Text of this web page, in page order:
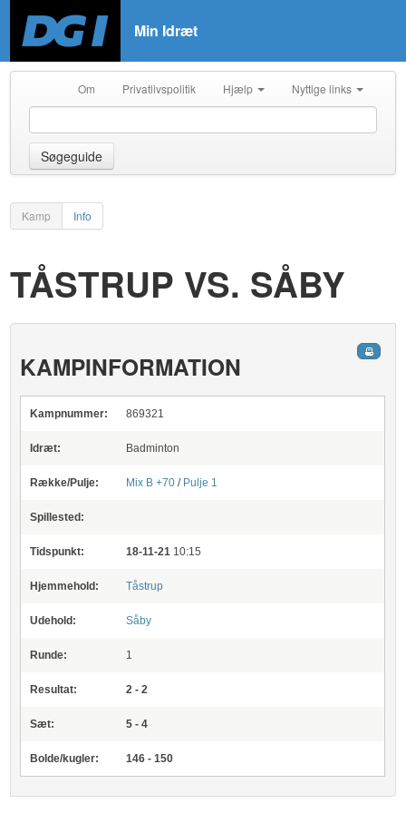
Min Idræt
Om Privatlivspolitik Hjælp Nyttige links
Søgeguide
Kamp Info
TÅSTRUP VS. SÅBY
KAMPINFORMATION
Kampnummer: 869321
Idræt: Badminton
Række/Pulje: Mix B +70 / Pulje 1
Spillested:
Tidspunkt: 18-11-21 10:15
Hjemmehold: Tåstrup
Udehold: Såby
Runde: 1
Resultat: 2 - 2
Sæt: 5 - 4
Bolde/kugler: 146 - 150